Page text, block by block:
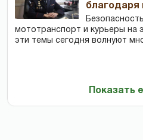
благодаря
мототранспорт и курьеры на
эти темы сегодня волнуют
Показать